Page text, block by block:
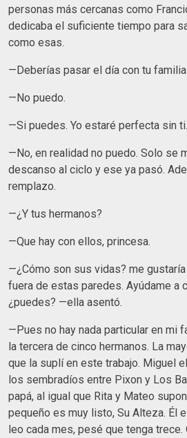
personas más cercanas como
dedicaba el suficiente tiempo para
como esas.
—Deberías pasar el día con tu familia.
—No puedo.
—Si puedes. Yo estaré perfecta sin ti.
—No, en realidad no puedo. Solo se
descanso al ciclo y ese ya pasó.
remplazo.
—¿Y tus hermanos?
—Que hay con ellos, princesa.
—¿Cómo son sus vidas? me
fuera de estas paredes. Ayúdame a
¿puedes? —ella asentó.
—Pues no hay nada particular en mi
la tercera de cinco hermanos. La
que la suplí en este trabajo. Miguel
los sembradíos entre Pixon y Los
papá, al igual que Rita y Mateo
pequeño es muy listo, Su Alteza. Él
leo cada mes, pesé que tenga trece.